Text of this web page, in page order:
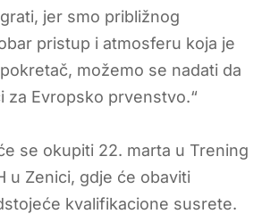
jer smo približnog
pristup i atmosferu koja je
možemo se nadati da
za Evropsko prvenstvo.“
se okupiti 22. marta u Trening
u Zenici, gdje će obaviti
kvalifikacione susrete.